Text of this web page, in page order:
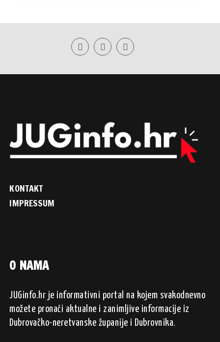
KONTAKT
IMPRESSUM
O NAMA
JUGinfo.hr je informativni portal na kojem svakodnevno
možete pronaći aktualne i zanimljive informacije iz
Dubrovačko-neretvanske županije i Dubrovnika.